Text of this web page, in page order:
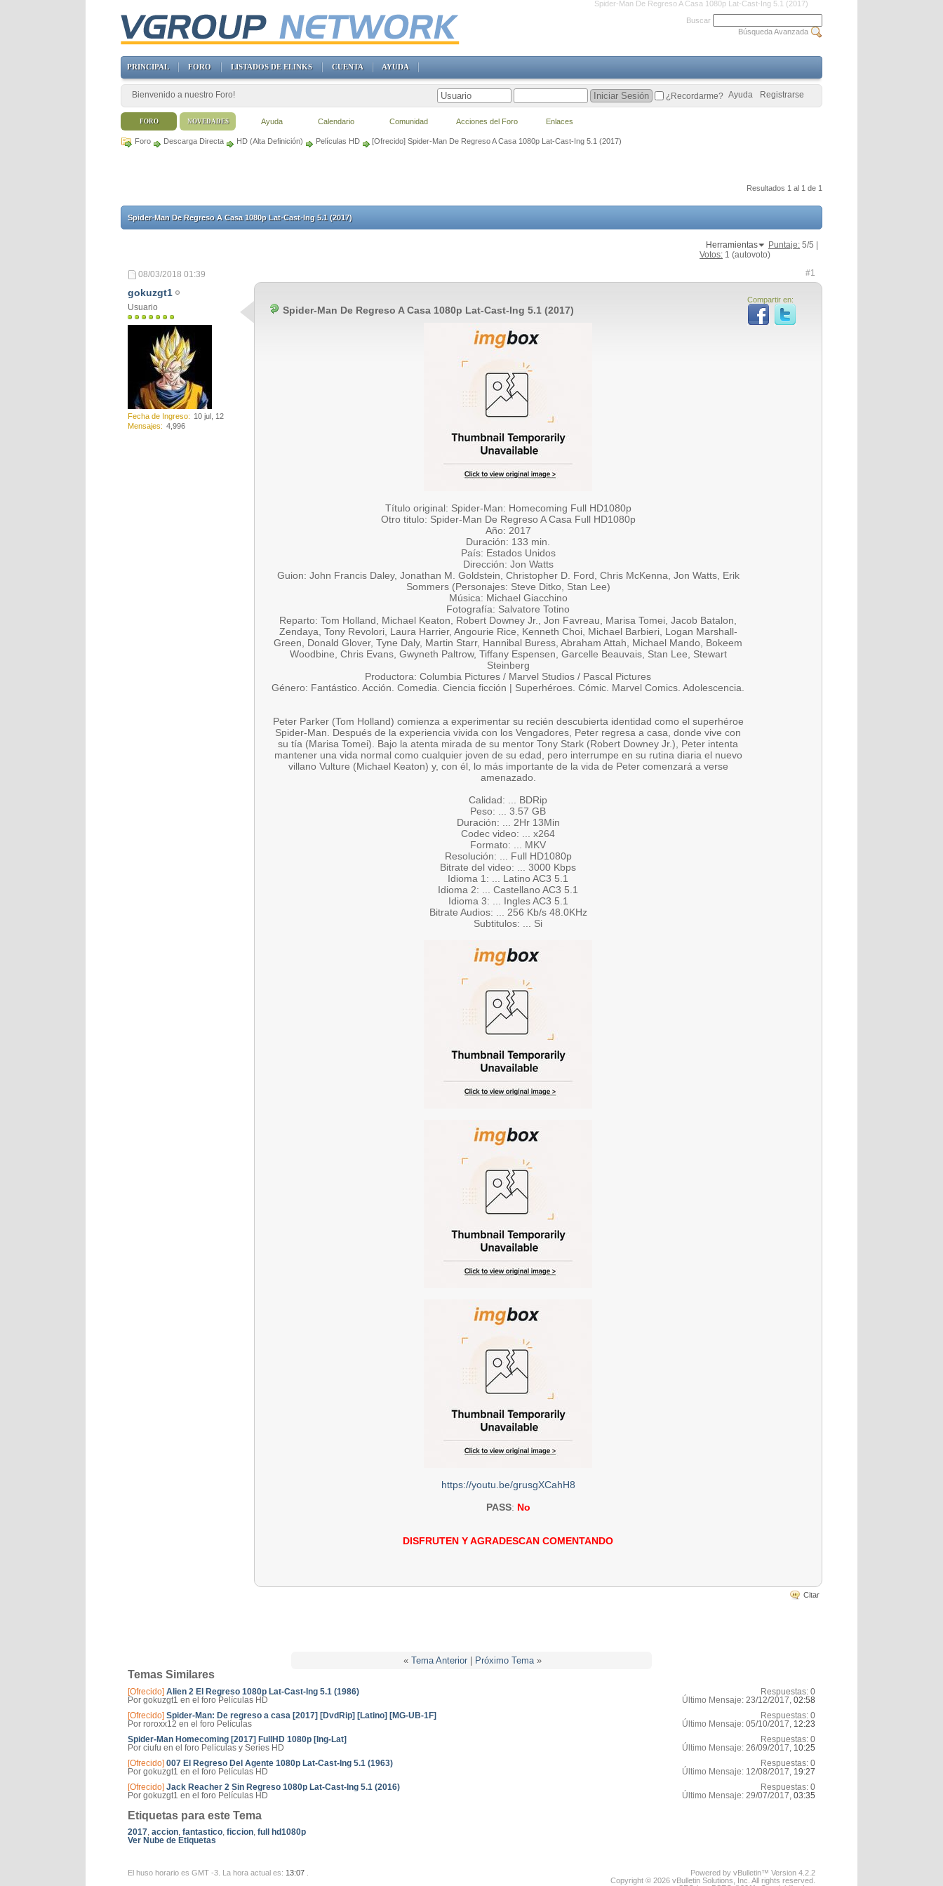
Spider-Man De Regreso A Casa 1080p Lat-Cast-Ing 5.1 (2017)
Foro Descarga Directa HD (Alta Definición) Películas HD [Ofrecido] Spider-Man De Regreso A Casa 1080p Lat-Cast-Ing 5.1 (2017)
Resultados 1 al 1 de 1
Spider-Man De Regreso A Casa 1080p Lat-Cast-Ing 5.1 (2017)
Herramientas Puntaje: 5/5 |
Votos: 1 (autovoto)
08/03/2018 01:39 #1
gokuzgt1
Usuario
Fecha de Ingreso
10 jul, 12
Mensajes
4,996
Compartir en:
Spider-Man De Regreso A Casa 1080p Lat-Cast-Ing 5.1 (2017)
Título original: Spider-Man: Homecoming Full HD1080p
Otro titulo: Spider-Man De Regreso A Casa Full HD1080p
Año: 2017
Duración: 133 min.
País: Estados Unidos
Dirección: Jon Watts
Guion: John Francis Daley, Jonathan M. Goldstein, Christopher D. Ford, Chris McKenna, Jon Watts, Erik
Sommers (Personajes: Steve Ditko, Stan Lee)
Música: Michael Giacchino
Fotografía: Salvatore Totino
Reparto: Tom Holland, Michael Keaton, Robert Downey Jr., Jon Favreau, Marisa Tomei, Jacob Batalon,
Zendaya, Tony Revolori, Laura Harrier, Angourie Rice, Kenneth Choi, Michael Barbieri, Logan Marshall-
Green, Donald Glover, Tyne Daly, Martin Starr, Hannibal Buress, Abraham Attah, Michael Mando, Bokeem
Woodbine, Chris Evans, Gwyneth Paltrow, Tiffany Espensen, Garcelle Beauvais, Stan Lee, Stewart
Steinberg
Productora: Columbia Pictures / Marvel Studios / Pascal Pictures
Género: Fantástico. Acción. Comedia. Ciencia ficción | Superhéroes. Cómic. Marvel Comics. Adolescencia.
Peter Parker (Tom Holland) comienza a experimentar su recién descubierta identidad como el superhéroe
Spider-Man. Después de la experiencia vivida con los Vengadores, Peter regresa a casa, donde vive con
su tía (Marisa Tomei). Bajo la atenta mirada de su mentor Tony Stark (Robert Downey Jr.), Peter intenta
mantener una vida normal como cualquier joven de su edad, pero interrumpe en su rutina diaria el nuevo
villano Vulture (Michael Keaton) y, con él, lo más importante de la vida de Peter comenzará a verse
amenazado.
Calidad: ... BDRip
Peso: ... 3.57 GB
Duración: ... 2Hr 13Min
Codec video: ... x264
Formato: ... MKV
Resolución: ... Full HD1080p
Bitrate del video: ... 3000 Kbps
Idioma 1: ... Latino AC3 5.1
Idioma 2: ... Castellano AC3 5.1
Idioma 3: ... Ingles AC3 5.1
Bitrate Audios: ... 256 Kb/s 48.0KHz
Subtitulos: ... Si
https://youtu.be/grusgXCahH8
PASS: No
DISFRUTEN Y AGRADESCAN COMENTANDO
Citar
« Tema Anterior| Próximo Tema »
Temas Similares
[Ofrecido] Alien 2 El Regreso 1080p Lat-Cast-Ing 5.1 (1986)
Por gokuzgt1 en el foro Películas HD
Respuestas: 0
Último Mensaje: 23/12/2017, 02:58
[Ofrecido] Spider-Man: De regreso a casa [2017] [DvdRip] [Latino] [MG-UB-1F]
Por roroxx12 en el foro Películas
Respuestas: 0
Último Mensaje: 05/10/2017, 12:23
Spider-Man Homecoming [2017] FullHD 1080p [Ing-Lat]
Por ciufu en el foro Películas y Series HD
Respuestas: 0
Último Mensaje: 26/09/2017, 10:25
[Ofrecido] 007 El Regreso Del Agente 1080p Lat-Cast-Ing 5.1 (1963)
Por gokuzgt1 en el foro Películas HD
Respuestas: 0
Último Mensaje: 12/08/2017, 19:27
[Ofrecido] Jack Reacher 2 Sin Regreso 1080p Lat-Cast-Ing 5.1 (2016)
Por gokuzgt1 en el foro Películas HD
Respuestas: 0
Último Mensaje: 29/07/2017, 03:35
Etiquetas para este Tema
2017, accion, fantastico, ficcion, full hd1080p
Ver Nube de Etiquetas
El huso horario es GMT -3. La hora actual es: 13:07
Powered by vBulletin™ Version 4.2.2
Copyright © 2026 vBulletin Solutions, Inc. All rights reserved.
Buscar
Búsqueda Avanzada
PRINCIPAL FORO LISTADOS DE ELINKS CUENTA AYUDA
Bienvenido a nuestro Foro! Registrarse
Ayuda
¿Recordarme?
FORO Ayuda Calendario Comunidad Acciones del Foro Enlaces
NOVEDADES